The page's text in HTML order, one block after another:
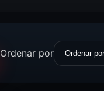
Ordenar por